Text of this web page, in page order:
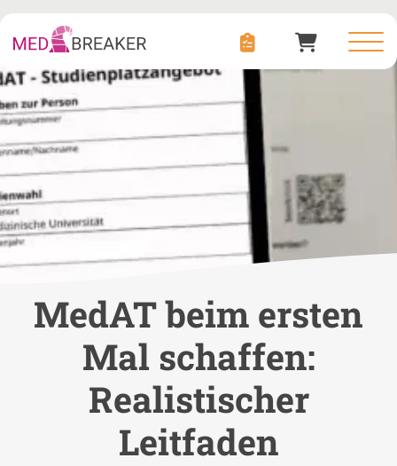
MedAT beim ersten
Mal schaffen:
Realistischer
Leitfaden